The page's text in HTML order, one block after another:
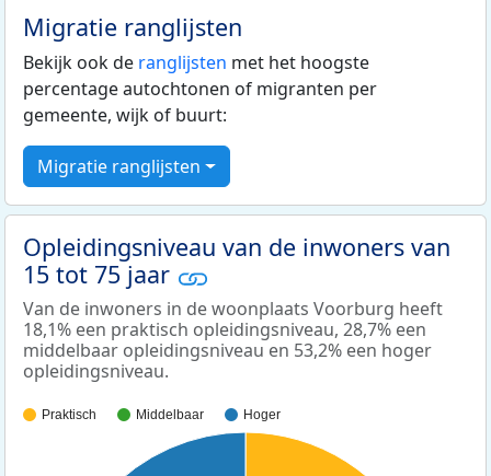
Migratie ranglijsten
Bekijk ook de ranglijsten met het hoogste
percentage autochtonen of migranten per
gemeente, wijk of buurt:
Migratie ranglijsten
Opleidingsniveau van de inwoners van
15 tot 75 jaar
Van de inwoners in de woonplaats Voorburg heeft
18,1% een praktisch opleidingsniveau, 28,7% een
middelbaar opleidingsniveau en 53,2% een hoger
opleidingsniveau.
Praktisch Middelbaar Hoger